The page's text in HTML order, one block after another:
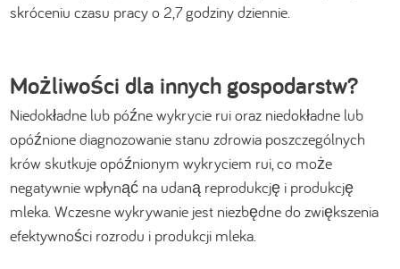
skróceniu czasu pracy o 2,7 godziny dziennie.
Możliwości dla innych gospodarstw?
Niedokładne lub późne wykrycie rui oraz niedokładne lub
opóźnione diagnozowanie stanu zdrowia poszczególnych
krów skutkuje opóźnionym wykryciem rui, co może
negatywnie wpłynąć na udaną reprodukcję i produkcję
mleka. Wczesne wykrywanie jest niezbędne do zwiększenia
efektywności rozrodu i produkcji mleka.